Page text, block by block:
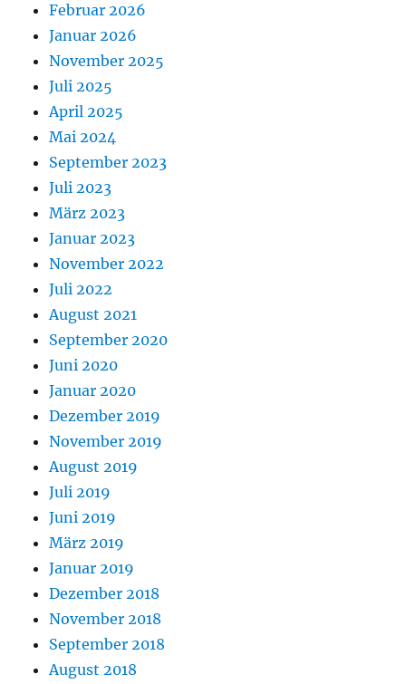
Februar 2026
Januar 2026
November 2025
Juli 2025
April 2025
Mai 2024
September 2023
Juli 2023
März 2023
Januar 2023
November 2022
Juli 2022
August 2021
September 2020
Juni 2020
Januar 2020
Dezember 2019
November 2019
August 2019
Juli 2019
Juni 2019
März 2019
Januar 2019
Dezember 2018
November 2018
September 2018
August 2018